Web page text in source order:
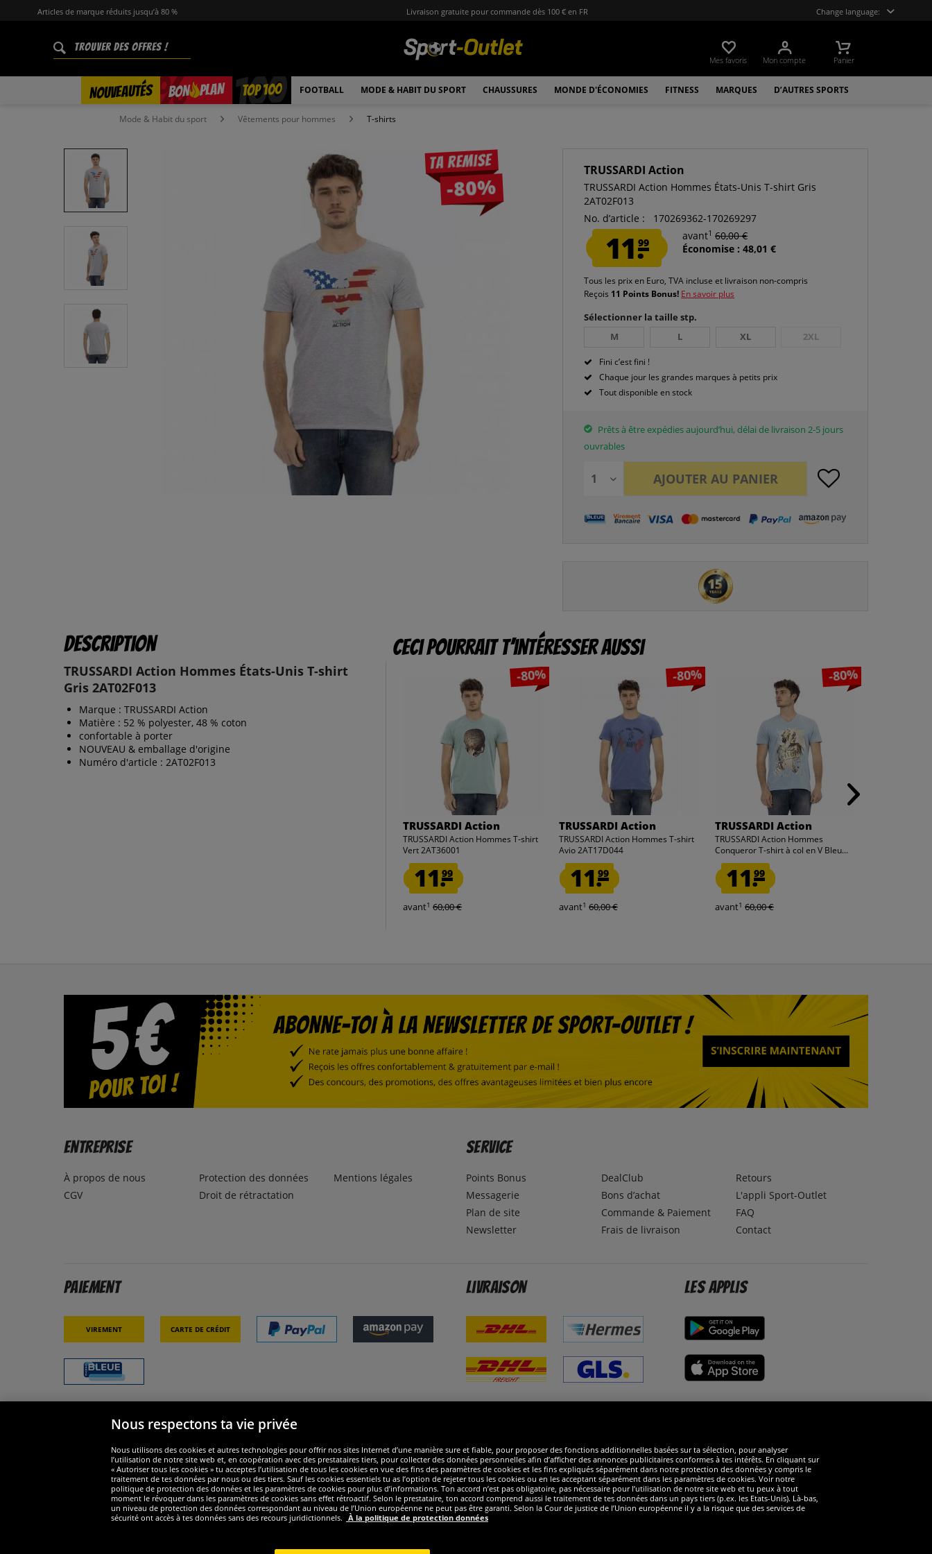
Articles de marque réduits jusqu’à 80 % Livraison gratuite pour commande dès 100 € en FR Change language:
Mes favoris Mon compte Panier
NOUVEAUTÉS BON PLAN
% TOP 100 FOOTBALL MODE & HABIT DU SPORT CHAUSSURES MONDE D'ÉCONOMIES FITNESS MARQUES D’AUTRES SPORTS
Mode & Habit du sport Vêtements pour hommes T-shirts
Ta remise
-80%
TRUSSARDI Action
TRUSSARDI Action Hommes États-Unis T-shirt Gris
2AT02F013
No. d’article :
170269362-170269297
11.99
avant1 60,00 €
Économise : 48,01 €
Tous les prix en Euro, TVA incluse et livraison non-compris
Reçois 11 Points Bonus! En savoir plus
Sélectionner la taille stp.
M
L XL 2XL
Fini c’est fini !
Chaque jour les grandes marques à petits prix
Tout disponible en stock
Prêts à être expédies aujourd’hui, délai de livraison 2-5 jours
ouvrables
AJOUTER AU PANIER
Description
TRUSSARDI Action Hommes États-Unis T-shirt
Gris 2AT02F013
Marque : TRUSSARDI Action
Matière : 52 % polyester, 48 % coton
confortable à porter
NOUVEAU & emballage d'origine
Numéro d'article : 2AT02F013
Ceci pourrait t’intéresser aussi
-80%
TRUSSARDI Action
TRUSSARDI Action Hommes T-shirt
Vert 2AT36001
11.99
avant1 60,00 €
-80%
TRUSSARDI Action
TRUSSARDI Action Hommes T-shirt
Avio 2AT17D044
11.99
avant1 60,00 €
-80%
TRUSSARDI Action
TRUSSARDI Action Hommes
Conqueror T-shirt à col en V Bleu...
11.99
avant1 60,00 €
Entreprise
À propos de nous
CGV
Protection des données
Droit de rétractation
Mentions légales
Service
Points Bonus
Messagerie
Plan de site
Newsletter
DealClub
Bons d’achat
Commande & Paiement
Frais de livraison
Retours
L'appli Sport-Outlet
FAQ
Contact
Paiement
Virement Carte de crédit
Livraison Les applis
Widerruf
Nous respectons ta vie privée
Nous utilisons des cookies et autres technologies pour offrir nos sites Internet d’une manière sure et fiable, pour proposer des fonctions additionnelles basées sur ta sélection, pour analyser
l’utilisation de notre site web et, en coopération avec des prestataires tiers, pour collecter des données personnelles afin d’afficher des annonces publicitaires conformes à tes intérêts. En cliquant sur
« Autoriser tous les cookies » tu acceptes l’utilisation de tous les cookies en vue des fins des paramètres de cookies et les fins expliqués séparément dans notre protection des données y compris le
traitement de tes données par nous ou des tiers. Sauf les cookies essentiels tu as l’option de rejeter tous les cookies ou en les acceptant séparément dans les paramètres de cookies. Voir notre
politique de protection des données et les paramètres de cookies pour plus d’informations. Ton accord n’est pas obligatoire, pas nécessaire pour l’utilisation de notre site web et tu peux à tout
moment le révoquer dans les paramètres de cookies sans effet rétroactif. Selon le prestataire, ton accord comprend aussi le traitement de tes données dans un pays tiers (p.ex. les Etats-Unis). Là-bas,
un niveau de protection des données correspondant au niveau de l’Union européenne ne peut pas être garanti. Selon la Cour de justice de l’Union européenne il y a la risque que des services de
sécurité ont accès à tes données sans des recours juridictionnels. À la politique de protection données